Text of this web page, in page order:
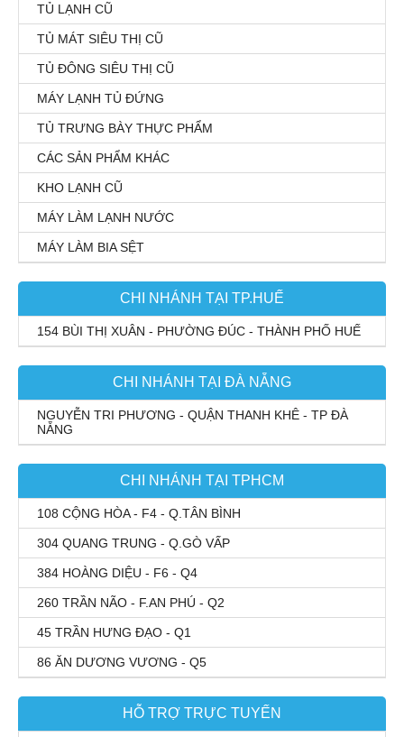
TỦ LẠNH CŨ
TỦ MÁT SIÊU THỊ CŨ
TỦ ĐÔNG SIÊU THỊ CŨ
MÁY LẠNH TỦ ĐỨNG
TỦ TRƯNG BÀY THỰC PHẨM
CÁC SẢN PHẨM KHÁC
KHO LẠNH CŨ
MÁY LÀM LẠNH NƯỚC
MÁY LÀM BIA SỆT
CHI NHÁNH TẠI TP.HUẾ
154 BÙI THỊ XUÂN - PHƯỜNG ĐÚC - THÀNH PHỐ HUẾ
CHI NHÁNH TẠI ĐÀ NẴNG
NGUYỄN TRI PHƯƠNG - QUẬN THANH KHÊ - TP ĐÀ
NẴNG
CHI NHÁNH TẠI TPHCM
108 CỘNG HÒA - F4 - Q.TÂN BÌNH
304 QUANG TRUNG - Q.GÒ VẤP
384 HOÀNG DIỆU - F6 - Q4
260 TRẦN NÃO - F.AN PHÚ - Q2
45 TRẦN HƯNG ĐẠO - Q1
86 ĂN DƯƠNG VƯƠNG - Q5
HỖ TRỢ TRỰC TUYẾN